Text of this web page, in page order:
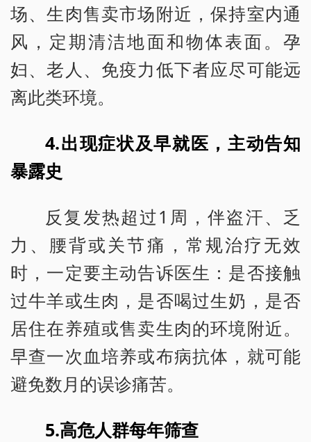
场、生肉售卖市场附近，保持室内通
风，定期清洁地面和物体表面。孕
妇、老人、免疫力低下者应尽可能远
离此类环境。
4.出现症状及早就医，主动告知
暴露史
反复发热超过1周，伴盗汗、乏
力、腰背或关节痛，常规治疗无效
时，一定要主动告诉医生：是否接触
过牛羊或生肉，是否喝过生奶，是否
居住在养殖或售卖生肉的环境附近。
早查一次血培养或布病抗体，就可能
避免数月的误诊痛苦。
5.高危人群每年筛查